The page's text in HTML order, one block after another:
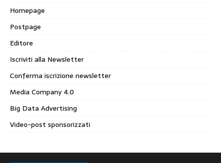
Homepage
Postpage
Editore
Iscriviti alla Newsletter
Conferma iscrizione newsletter
Media Company 4.0
Big Data Advertising
Video-post sponsorizzati